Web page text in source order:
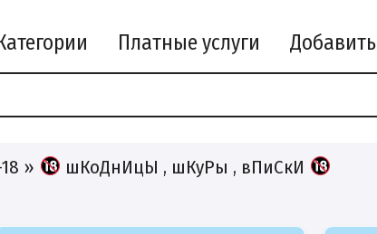
Платные услуги Добавить
» шКоДнИцЫ , шКуРы , вПиСкИ